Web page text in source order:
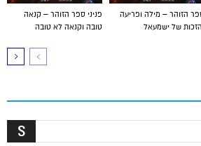
פניני ספר הזוהר – קנאה
טובה וקנאה לא טובה
הזוהר – מילה ופריעה
של ישמעאל